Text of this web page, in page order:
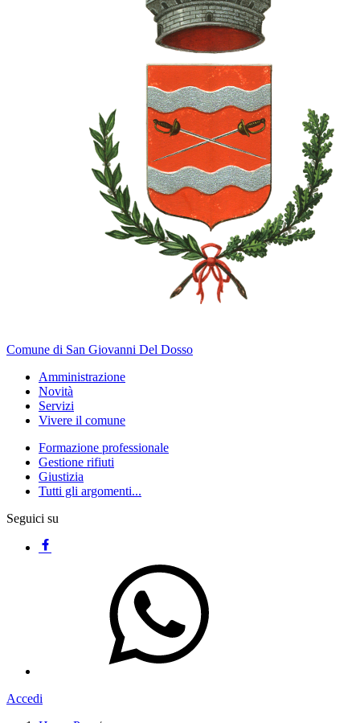
Comune di San Giovanni Del Dosso
Amministrazione
Novità
Servizi
Vivere il comune
Formazione professionale
Gestione rifiuti
Giustizia
Tutti gli argomenti...
Seguici su
Accedi